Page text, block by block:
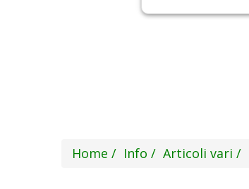
Home Info Articoli vari